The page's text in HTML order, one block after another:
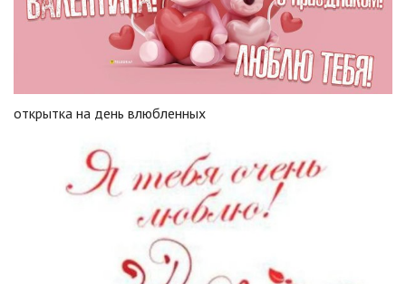
открытка на день влюбленных